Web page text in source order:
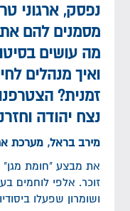
נפסק, ארגוני
מסמנים להם
מה עושים
ואיך מנהלים
זמנית?
נצח יהודה
מירב בראל,מערכת
זוכר. אלפי לוחמים
ושומרון שפעלו